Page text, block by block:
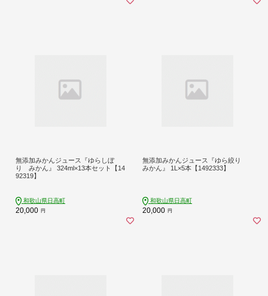
無添加みかんジュース『ゆらしぼ
り みかん』 324ml×13本セット【14
92319】
和歌山県日高町
20,000 円
無添加みかんジュース『ゆら絞り
みかん』 1L×5本【1492333】
和歌山県日高町
20,000 円